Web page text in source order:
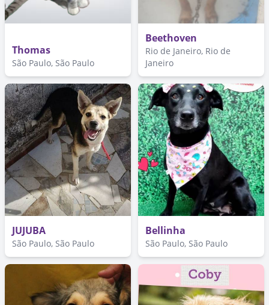
Thomas
São Paulo, São Paulo
Beethoven
Rio de Janeiro, Rio de
Janeiro
JUJUBA
São Paulo, São Paulo
Bellinha
São Paulo, São Paulo